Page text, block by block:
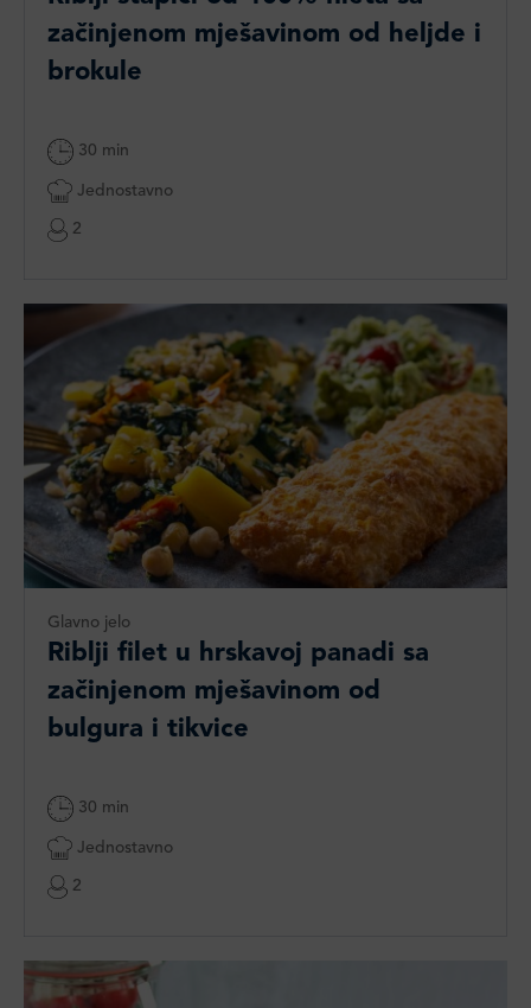
začinjenom mješavinom od heljde i
brokule
30 min
Jednostavno
2
Glavno jelo
Riblji filet u hrskavoj panadi sa
začinjenom mješavinom od
bulgura i tikvice
30 min
Jednostavno
2